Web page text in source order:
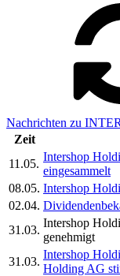
Nachrichten zu
Zeit
11.05.
Intershop
eingesammelt
08.05. Intershop
02.04.
31.03.
Intershop
genehmigt
31.03.
Intershop
Holding AG